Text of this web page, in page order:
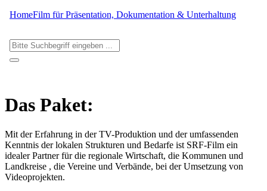
HomeFilm für Präsentation, Dokumentation & Unterhaltung
Das Paket:
Mit der Erfahrung in der TV-Produktion und der umfassenden
Kenntnis der lokalen Strukturen und Bedarfe ist SRF-Film ein
idealer Partner für die regionale Wirtschaft, die Kommunen und
Landkreise , die Vereine und Verbände, bei der Umsetzung von
Videoprojekten.